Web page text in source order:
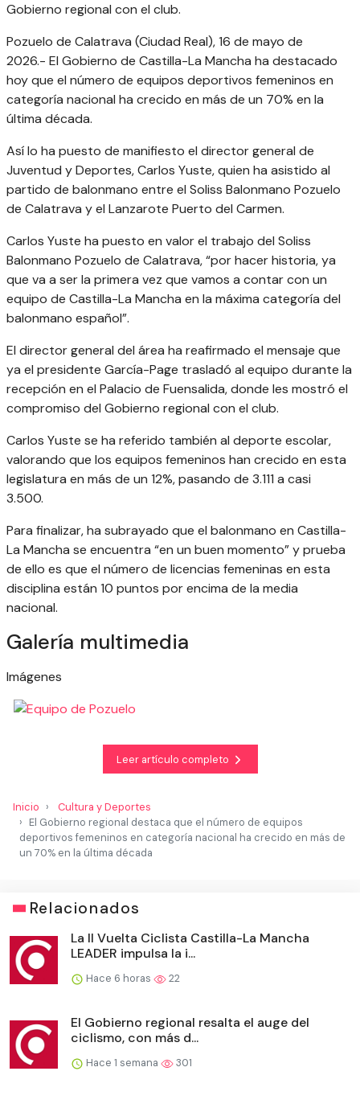
Gobierno regional con el club.
Pozuelo de Calatrava (Ciudad Real), 16 de mayo de
2026.- El Gobierno de Castilla-La Mancha ha destacado
hoy que el número de equipos deportivos femeninos en
categoría nacional ha crecido en más de un 70% en la
última década.
Así lo ha puesto de manifiesto el director general de
Juventud y Deportes, Carlos Yuste, quien ha asistido al
partido de balonmano entre el Soliss Balonmano Pozuelo
de Calatrava y el Lanzarote Puerto del Carmen.
Carlos Yuste ha puesto en valor el trabajo del Soliss
Balonmano Pozuelo de Calatrava, “por hacer historia, ya
que va a ser la primera vez que vamos a contar con un
equipo de Castilla-La Mancha en la máxima categoría del
balonmano español”.
El director general del área ha reafirmado el mensaje que
ya el presidente García-Page trasladó al equipo durante la
recepción en el Palacio de Fuensalida, donde les mostró el
compromiso del Gobierno regional con el club.
Carlos Yuste se ha referido también al deporte escolar,
valorando que los equipos femeninos han crecido en esta
legislatura en más de un 12%, pasando de 3.111 a casi
3.500.
Para finalizar, ha subrayado que el balonmano en Castilla-
La Mancha se encuentra “en un buen momento” y prueba
de ello es que el número de licencias femeninas en esta
disciplina están 10 puntos por encima de la media
nacional.
Galería multimedia
Imágenes
Leer artículo completo
Inicio
Cultura y Deportes
El Gobierno regional destaca que el número de equipos
deportivos femeninos en categoría nacional ha crecido en más de
un 70% en la última década
Relacionados
La II Vuelta Ciclista Castilla-La Mancha
LEADER impulsa la i...
Hace 6 horas 22
El Gobierno regional resalta el auge del
ciclismo, con más d...
Hace 1 semana 301